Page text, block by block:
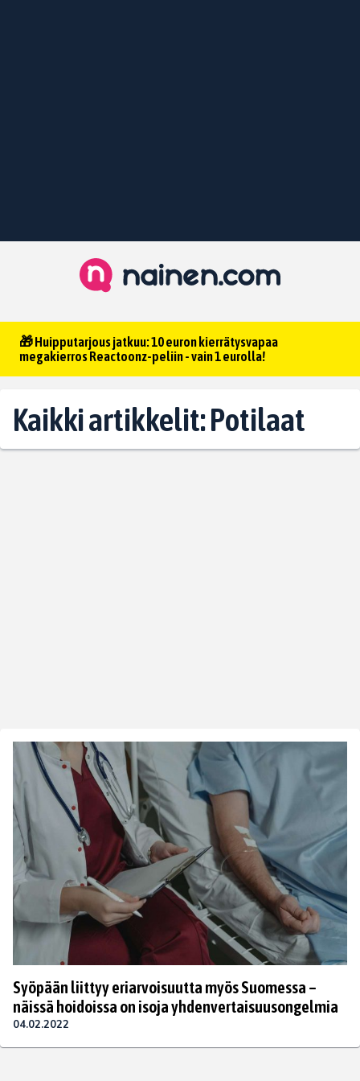
🎁 Huipputarjous jatkuu: 10 euron kierrätysvapaa
megakierros Reactoonz-peliin - vain 1 eurolla!
Kaikki artikkelit: Potilaat
Syöpään liittyy eriarvoisuutta myös Suomessa –
näissä hoidoissa on isoja yhdenvertaisuusongelmia
04.02.2022